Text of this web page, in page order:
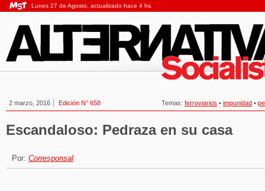
Lunes 27 de Agosto, actualizado hace 4 hs.
2 marzo, 2016 Edición N° 658 Temas: ferroviarios • impunidad •
Escandaloso: Pedraza en su casa
Por: Corresponsal